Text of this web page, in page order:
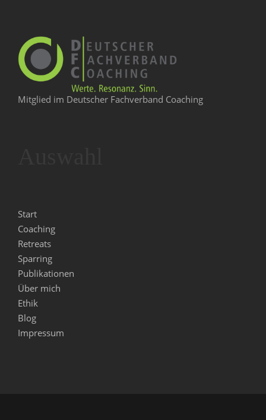
Mitglied im Deutscher Fachverband Coaching
Start
Coaching
Retreats
Sparring
Publikationen
Über mich
Ethik
Blog
Impressum